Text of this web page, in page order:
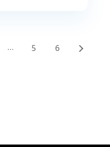
… 5 6